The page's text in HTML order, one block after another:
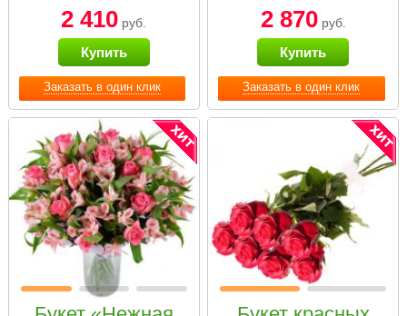
Заказать в один клик
2 410 руб.
Купить
Заказать в один клик
2 870руб.
Купить